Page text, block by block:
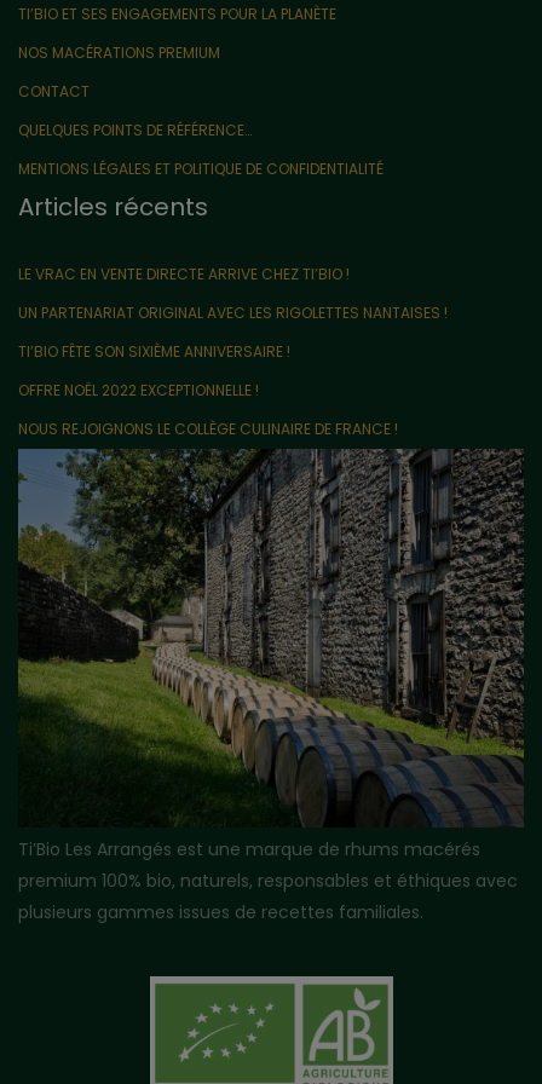
TI’BIO ET SES ENGAGEMENTS POUR LA PLANÈTE
NOS MACÉRATIONS PREMIUM
CONTACT
QUELQUES POINTS DE RÉFÉRENCE…
MENTIONS LÉGALES ET POLITIQUE DE CONFIDENTIALITÉ
Articles récents
LE VRAC EN VENTE DIRECTE ARRIVE CHEZ TI’BIO !
UN PARTENARIAT ORIGINAL AVEC LES RIGOLETTES NANTAISES !
TI’BIO FÊTE SON SIXIÈME ANNIVERSAIRE !
OFFRE NOËL 2022 EXCEPTIONNELLE !
NOUS REJOIGNONS LE COLLÈGE CULINAIRE DE FRANCE !
Ti’Bio Les Arrangés est une marque de rhums macérés
premium 100% bio, naturels, responsables et éthiques avec
plusieurs gammes issues de recettes familiales.